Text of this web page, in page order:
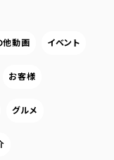
他動画 イベント
お客様
グルメ